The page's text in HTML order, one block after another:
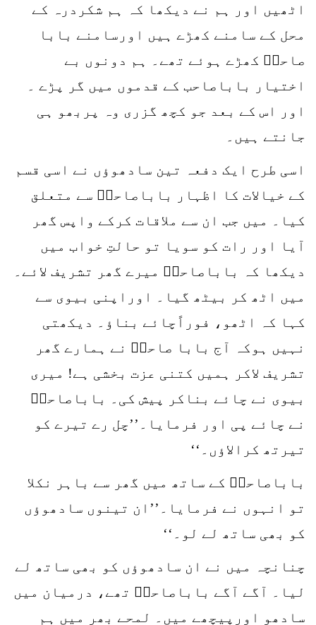
اٹھیں اور ہم نے دیکھا کہ ہم شکردرہ کے
محل کے سامنے کھڑے ہیں اورسامنے بابا
صاحبؒ کھڑے ہوئے تھے۔ ہم دونوں بے
اختیار باباصاحب کے قدموں میں گر پڑے ۔
اور اس کے بعد جو کچھ گزری وہ پربھو ہی
جانتے ہیں۔
اسی طرح ایک دفعہ تین سادھوؤں نے اسی قسم
کے خیالات کا اظہار باباصاحبؒ سے متعلق
کیا۔ میں جب ان سے ملاقات کرکے واپس گھر
آیا اور رات کو سویا تو حالتِ خواب میں
دیکھا کہ باباصاحبؒ میرے گھر تشریف لائے۔
میں اٹھ کر بیٹھ گیا۔ اوراپنی بیوی سے
کہا کہ اٹھو، فوراًچائے بناؤ۔ دیکھتی
نہیں ہوکہ آج بابا صاحبؒ نے ہمارے گھر
تشریف لاکر ہمیں کتنی عزت بخشی ہے! میری
بیوی نے چائے بناکر پیش کی۔ باباصاحبؒ
نے چائے پی اور فرمایا۔’’چل رے تیرے کو
تیرتھ کرالاؤں۔‘‘
باباصاحبؒ کے ساتھ میں گھر سے باہر نکلا
تو انہوں نے فرمایا۔’’ان تینوں سادھوؤں
کو بھی ساتھ لے لو۔‘‘
چنانچہ میں نے ان سادھوؤں کو بھی ساتھ لے
لیا۔ آگے آگے باباصاحبؒ تھے، درمیان میں
سادھو اورپیچھے میں۔ لمحے بھر میں ہم